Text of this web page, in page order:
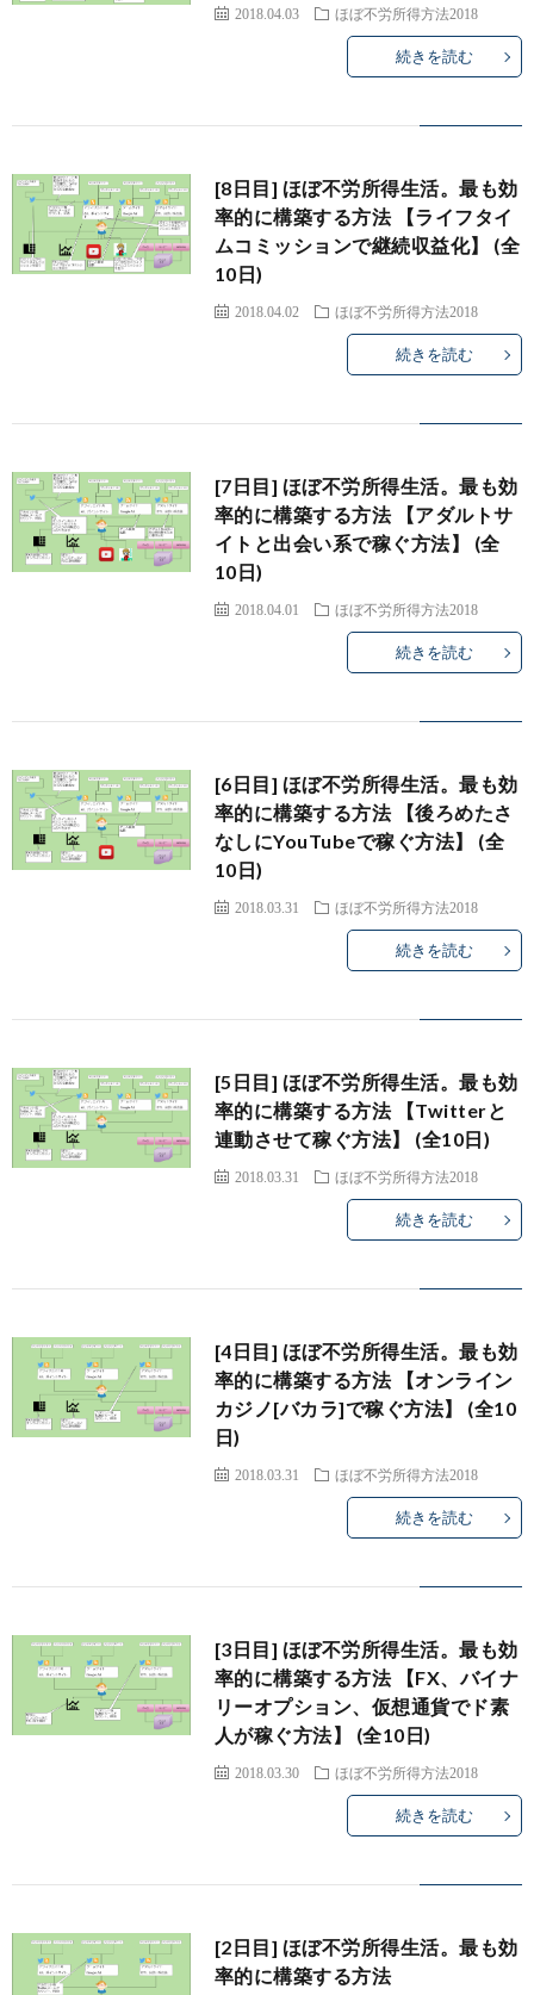
2018.04.03 ほぼ不労所得方法2018
続きを読む
[8日目] ほぼ不労所得生活。最も効
率的に構築する方法 【ライフタイ
ムコミッションで継続収益化】 (全
10日)
2018.04.02 ほぼ不労所得方法2018
続きを読む
[7日目] ほぼ不労所得生活。最も効
率的に構築する方法 【アダルトサ
イトと出会い系で稼ぐ方法】 (全
10日)
2018.04.01 ほぼ不労所得方法2018
続きを読む
[6日目] ほぼ不労所得生活。最も効
率的に構築する方法 【後ろめたさ
なしにYouTubeで稼ぐ方法】 (全
10日)
2018.03.31 ほぼ不労所得方法2018
続きを読む
[5日目] ほぼ不労所得生活。最も効
率的に構築する方法 【Twitterと
連動させて稼ぐ方法】 (全10日)
2018.03.31 ほぼ不労所得方法2018
続きを読む
[4日目] ほぼ不労所得生活。最も効
率的に構築する方法 【オンライン
カジノ[バカラ]で稼ぐ方法】 (全10
日)
2018.03.31 ほぼ不労所得方法2018
続きを読む
[3日目] ほぼ不労所得生活。最も効
率的に構築する方法 【FX、バイナ
リーオプション、仮想通貨でド素
人が稼ぐ方法】 (全10日)
2018.03.30 ほぼ不労所得方法2018
続きを読む
[2日目] ほぼ不労所得生活。最も効
率的に構築する方法